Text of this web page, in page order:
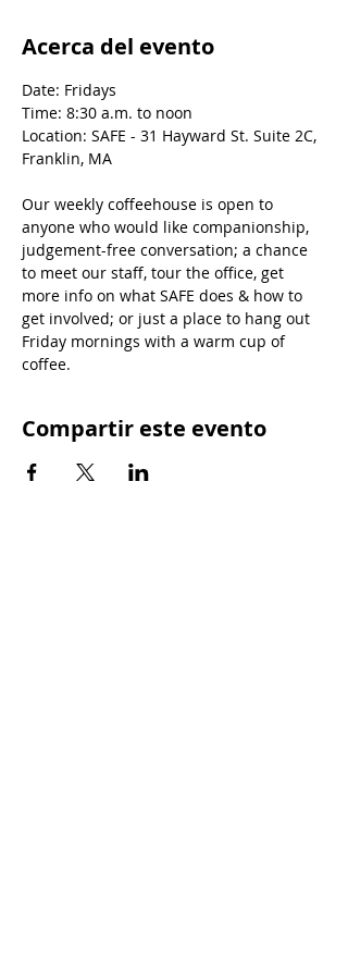
Acerca del evento
Date: Fridays
Time: 8:30 a.m. to noon
Location: SAFE - 31 Hayward St. Suite 2C,
Franklin, MA
Our weekly coffeehouse is open to
anyone who would like companionship,
judgement-free conversation; a chance
to meet our staff, tour the office, get
more info on what SAFE does & how to
get involved; or just a place to hang out
Friday mornings with a warm cup of
coffee.
Compartir este evento